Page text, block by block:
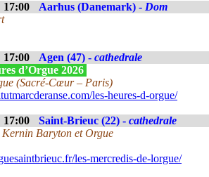
17:00 Aarhus (Danemark) - Dom
17:00 Agen (47) - cathedrale
d’Orgue 2026
(Sacré-Cœur – Paris)
les-heures-d-orgue/
17:00 Saint-Brieuc (22) - cathedrale
Baryton et Orgue
les-mercredis-de-lorgue/